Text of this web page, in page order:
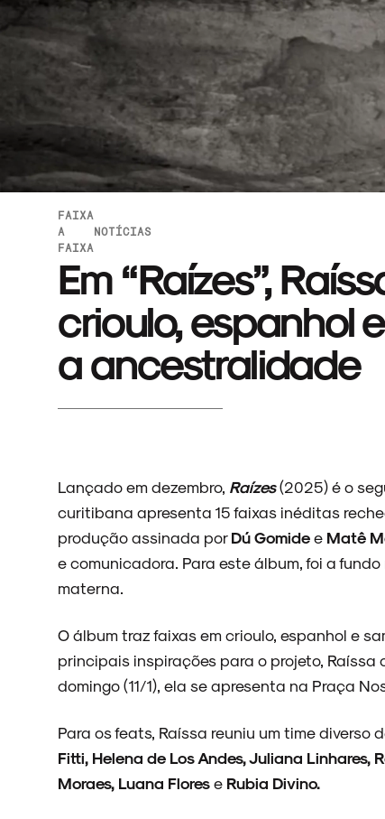
FAIXA
A
FAIXA
NOTÍCIAS
Em “Raízes”,
crioulo, espanhol
a ancestralidade
Lançado em dezembro, Raízes(2025) é o
curitibana apresenta 15 faixas inéditas
produção assinada porDú Gomidee Matê
e comunicadora. Para este álbum, foi a
materna.
O álbum traz faixas em crioulo, espanhol e
principais inspirações para o projeto,
domingo (11/1), ela se apresenta na Praça
Para os feats, Raíssa reuniu um time diverso
Fitti, Helena de Los Andes, Juliana Linhares,
Moraes, Luana Florese Rubia Divino.